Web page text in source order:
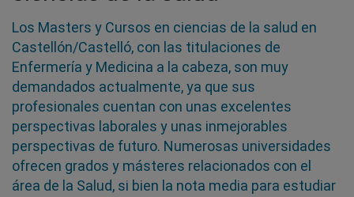
Los Masters y Cursos en ciencias de la salud en
Castellón/Castelló, con las titulaciones de
Enfermería y Medicina a la cabeza, son muy
demandados actualmente, ya que sus
profesionales cuentan con unas excelentes
perspectivas laborales y unas inmejorables
perspectivas de futuro. Numerosas universidades
ofrecen grados y másteres relacionados con el
área de la Salud, si bien la nota media para estudiar